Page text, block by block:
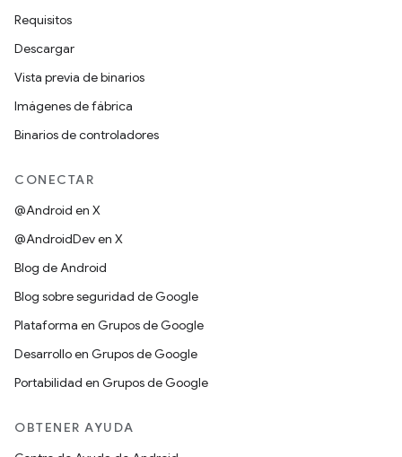
Requisitos
Descargar
Vista previa de binarios
Imágenes de fábrica
Binarios de controladores
CONECTAR
@Android en X
@AndroidDev en X
Blog de Android
Blog sobre seguridad de Google
Plataforma en Grupos de Google
Desarrollo en Grupos de Google
Portabilidad en Grupos de Google
OBTENER AYUDA